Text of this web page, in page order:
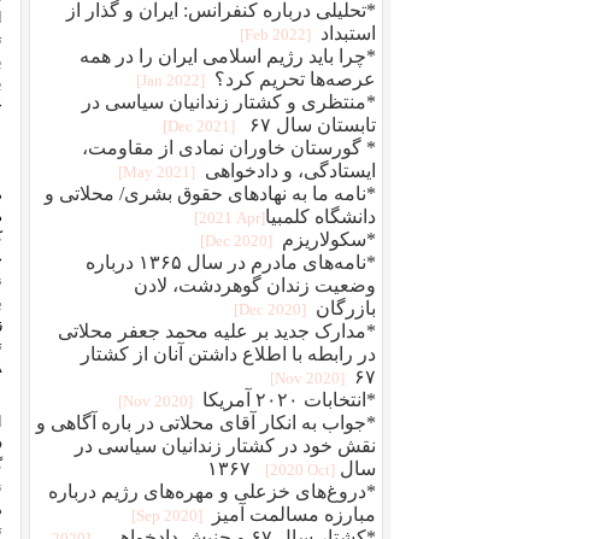
*تحلیلی درباره کنفرانس: ایران و گذار از
استبداد
[2022 Feb]
*چرا باید رژیم اسلامی ایران را در همه
عرصه‌ها تحریم کرد؟
[2022 Jan]
*منتظری و کشتار زندانیان سیاسی در
تابستان سال ۶۷
[2021 Dec]
* گورستان خاوران نمادی از مقاومت،
ایستادگی، و دادخواهی
[2021 May]
*نامه ما به نهادهای حقوق بشری/ محلاتی و
دانشگاه کلمبیا‎[2021 Apr]
*سکولاریزم [2020 Dec]
*نامه‌های مادرم در سال ۱۳۶۵ درباره
وضعیت زندان گوهردشت، لادن
بازرگان
[2020 Dec]
*مدارک جدید بر علیه محمد جعفر محلاتی
در رابطه با اطلاع داشتن آنان از کشتار
۶۷
[2020 Nov]
*انتخابات ۲۰۲۰ آمریکا [2020 Nov]
*جواب به انکار آقای محلاتی در باره آگاهی‌ و
نقش خود در کشتار زندانیان سیاسی در
سال ۱۳۶۷‎ [2020 Oct]
*دروغ‌های خزعلی و مهره‌های رژیم درباره
مبارزه مسالمت آمیز
[2020 Sep]